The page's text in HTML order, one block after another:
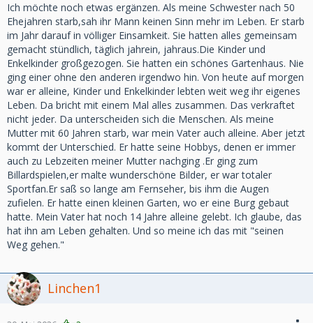
Ich möchte noch etwas ergänzen. Als meine Schwester nach 50
Ehejahren starb,sah ihr Mann keinen Sinn mehr im Leben. Er starb
im Jahr darauf in völliger Einsamkeit. Sie hatten alles gemeinsam
gemacht stündlich, täglich jahrein, jahraus.Die Kinder und
Enkelkinder großgezogen. Sie hatten ein schönes Gartenhaus. Nie
ging einer ohne den anderen irgendwo hin. Von heute auf morgen
war er alleine, Kinder und Enkelkinder lebten weit weg ihr eigenes
Leben. Da bricht mit einem Mal alles zusammen. Das verkraftet
nicht jeder. Da unterscheiden sich die Menschen. Als meine
Mutter mit 60 Jahren starb, war mein Vater auch alleine. Aber jetzt
kommt der Unterschied. Er hatte seine Hobbys, denen er immer
auch zu Lebzeiten meiner Mutter nachging .Er ging zum
Billardspielen,er malte wunderschöne Bilder, er war totaler
Sportfan.Er saß so lange am Fernseher, bis ihm die Augen
zufielen. Er hatte einen kleinen Garten, wo er eine Burg gebaut
hatte. Mein Vater hat noch 14 Jahre alleine gelebt. Ich glaube, das
hat ihn am Leben gehalten. Und so meine ich das mit "seinen
Weg gehen."
Linchen1